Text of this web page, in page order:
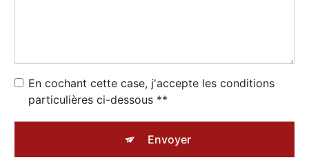
En cochant cette case, j'accepte les conditions
particulières ci-dessous **
Envoyer